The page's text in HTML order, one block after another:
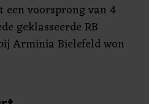
een voorsprong van 4
geklasseerde RB
Arminia Bielefeld won